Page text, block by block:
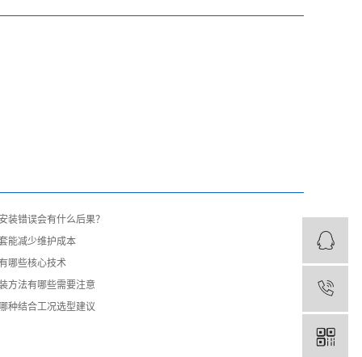
装错误会有什么后果？
能减少维护成本
哪些核心技术
方法有哪些需要注意
种结合工况选型建议